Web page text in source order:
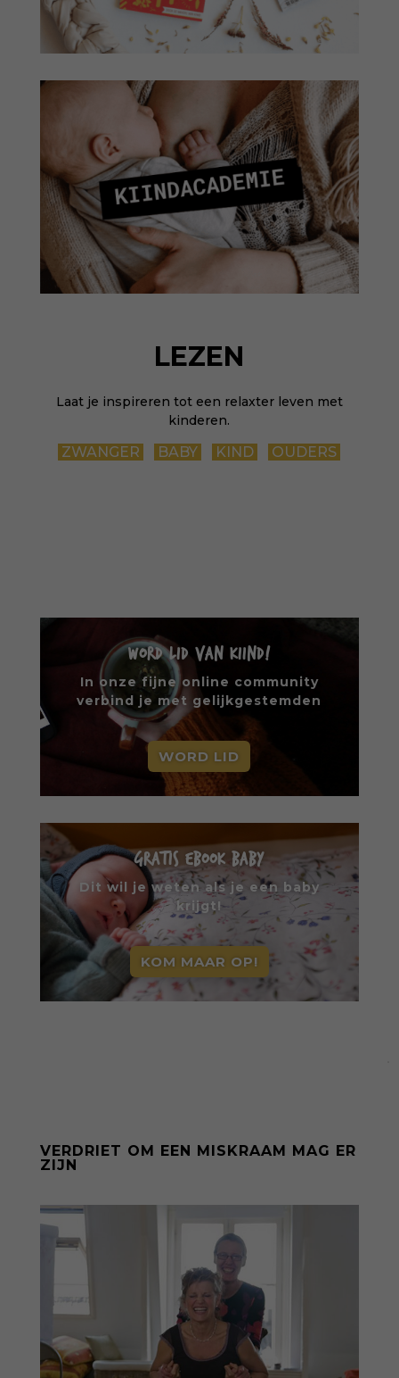
LEZEN
Laat je inspireren tot een relaxter leven met
kinderen.
ZWANGER BABY KIND OUDERS
WORD LID VAN KIIND!
In onze fijne online community
verbind je met gelijkgestemden
WORD LID
GRATIS EBOOK BABY
Dit wil je weten als je een baby
krijgt!
KOM MAAR OP!
VERDRIET OM EEN MISKRAAM MAG ER
ZIJN